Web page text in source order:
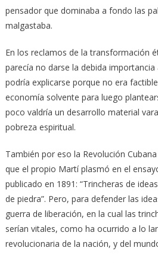
pensador que dominaba a fondo las
malgastaba.
En los reclamos de la transformación
parecía no darse la debida
podría explicarse porque no era
economía solvente para luego
poco valdría un desarrollo material
pobreza espiritual.
También por eso la Revolución
que el propio Martí plasmó en el
publicado en 1891: “Trincheras de
de piedra”. Pero, para defender las
guerra de liberación, en la cual las
serían vitales, como ha ocurrido a lo
revolucionaria de la nación, y del